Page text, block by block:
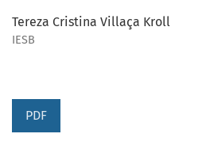
Tereza Cristina Villaça Kroll
IESB
PDF